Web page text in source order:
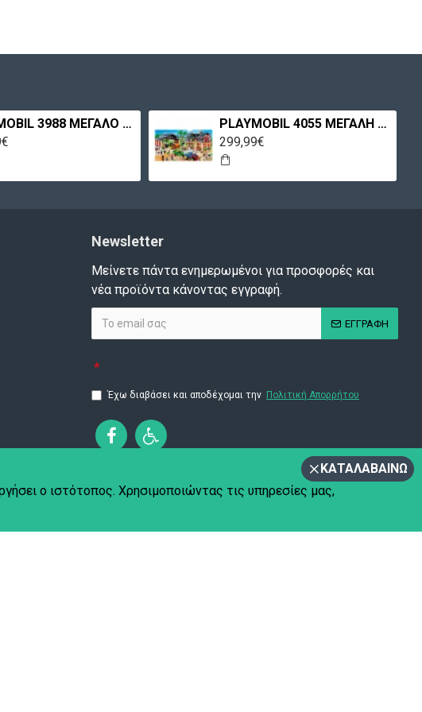
PLAYMOBIL 3988 ΜΕΓΑΛΟ ΣΠΙΤΙ
PLAYMOBIL 4055 ΜΕΓΑΛΗ ΦΑΡΜΑ
299,99€
Newsletter
Μείνετε πάντα ενημερωμένοι για προσφορές και
νέα προϊόντα κάνοντας εγγραφή.
ΕΓΓΡΑΦΗ
Έχω διαβάσει και αποδέχομαι την Πολιτική Απορρήτου
ΚΑΤΑΛΑΒΑΊΝΩ
ο ιστότοπος. Χρησιμοποιώντας τις υπηρεσίες μας,